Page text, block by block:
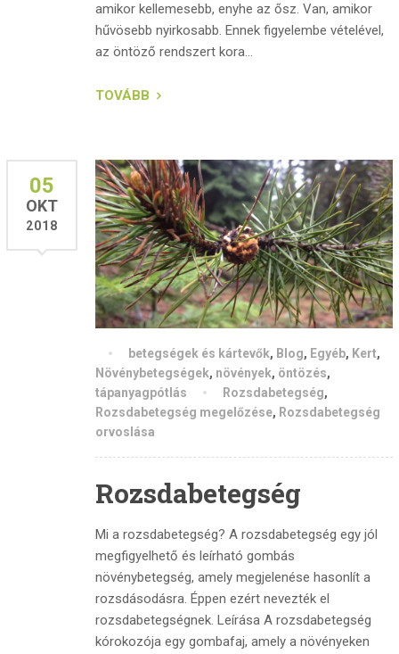
amikor kellemesebb, enyhe az ősz. Van, amikor
hűvösebb nyirkosabb. Ennek figyelembe vételével,
az öntöző rendszert kora...
TOVÁBB
05
OKT
2018
betegségek és kártevők, Blog, Egyéb, Kert,
Növénybetegségek, növények, öntözés,
tápanyagpótlás
Rozsdabetegség,
Rozsdabetegség megelőzése, Rozsdabetegség
orvoslása
Rozsdabetegség
Mi a rozsdabetegség? A rozsdabetegség egy jól
megfigyelhető és leírható gombás
növénybetegség, amely megjelenése hasonlít a
rozsdásodásra. Éppen ezért nevezték el
rozsdabetegségnek. Leírása A rozsdabetegség
kórokozója egy gombafaj, amely a növényeken